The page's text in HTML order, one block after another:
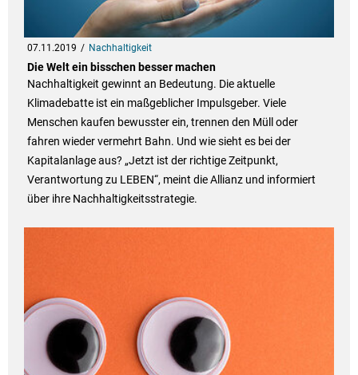
07.11.2019 Nachhaltigkeit
Die Welt ein bisschen besser machen
Nachhaltigkeit gewinnt an Bedeutung. Die aktuelle
Klimadebatte ist ein maßgeblicher Impulsgeber. Viele
Menschen kaufen bewusster ein, trennen den Müll oder
fahren wieder vermehrt Bahn. Und wie sieht es bei der
Kapitalanlage aus? „Jetzt ist der richtige Zeitpunkt,
Verantwortung zu LEBEN“, meint die Allianz und informiert
über ihre Nachhaltigkeitsstrategie.